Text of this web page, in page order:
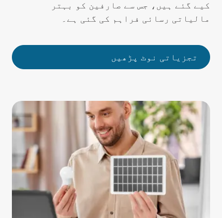
کیے گئے ہیں، جس سے صارفین کو بہتر
مالیاتی رسائی فراہم کی گئی ہے۔
تجزیاتی نوٹ پڑھیں